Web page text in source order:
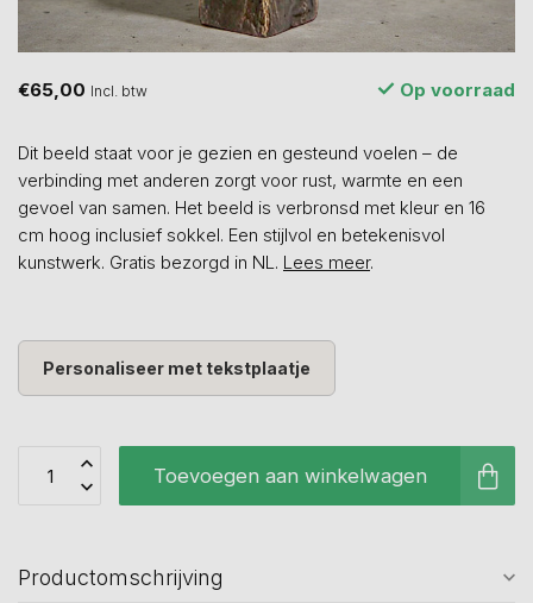
€65,00 Incl. btw Op voorraad
Dit beeld staat voor je gezien en gesteund voelen – de
verbinding met anderen zorgt voor rust, warmte en een
gevoel van samen. Het beeld is verbronsd met kleur en 16
cm hoog inclusief sokkel. Een stijlvol en betekenisvol
kunstwerk. Gratis bezorgd in NL. Lees meer.
Personaliseer met tekstplaatje
Toevoegen aan winkelwagen
Productomschrijving